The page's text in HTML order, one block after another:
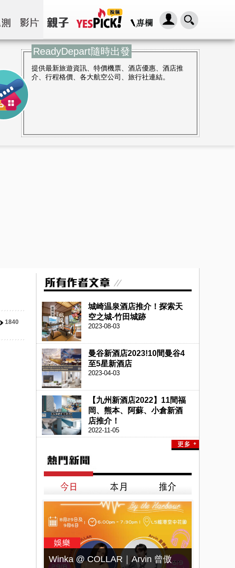
ReadyDepart隨時出發
提供最新旅遊資訊、特價機票、酒店優惠、酒店推
介、行程格價、各大航空公司、旅行社連結。
1840
城崎温泉酒店推介！探索天
空之城-竹田城跡
2023-08-03
曼谷新酒店2023!10間曼谷4
至5星新酒店
2023-04-03
【九州新酒店2022】11間福
岡、熊本、阿蘇、小倉新酒
店推介！
2022-11-05
Winka @ COLLAR｜Arvin 曾傲棐｜Dark 黃明德｜表妹 Ｍona 8月29日起登陸L5維港空中花園 | wwwtc mall 首度呈獻「Music Wave By The Harbo